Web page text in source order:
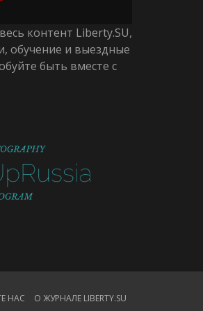
контент Liberty.SU,
обучение и выездные
быть вместе с
НАС О ЖУРНАЛЕ LIBERTY.SU